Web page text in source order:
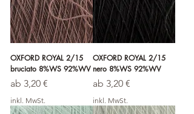
OXFORD ROYAL 2/15
bruciato 8%WS 92%WV
ab 3,20 €
Sale-Preis
inkl. MwSt.
OXFORD ROYAL 2/15
nero 8%WS 92%WV
ab 3,20 €
Sale-Preis
inkl. MwSt.